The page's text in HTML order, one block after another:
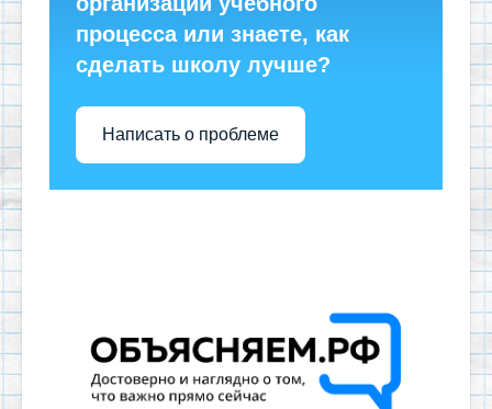
процесса или знаете, как
сделать школу лучше?
Написать о проблеме